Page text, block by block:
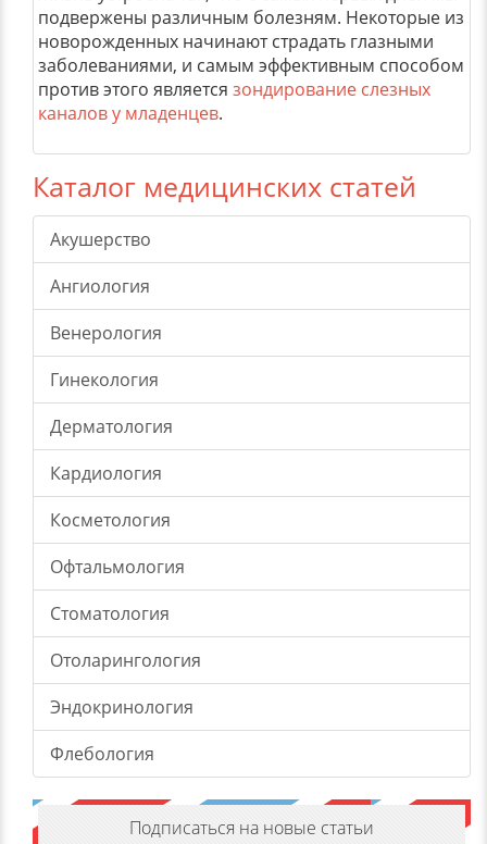
подвержены различным болезням. Некоторые из
новорожденных начинают страдать глазными
заболеваниями, и самым эффективным способом
против этого является зондирование слезных
каналов у младенцев.
Каталог медицинских статей
Акушерство
Ангиология
Венерология
Гинекология
Дерматология
Кардиология
Косметология
Офтальмология
Стоматология
Отоларингология
Эндокринология
Флебология
Подписаться на новые статьи